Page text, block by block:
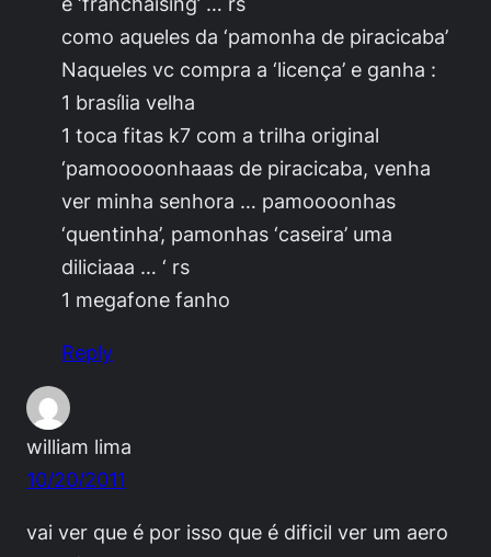
como aqueles da ‘pamonha de piracicaba’
Naqueles vc compra a ‘licença’ e ganha :
1 brasília velha
1 toca fitas k7 com a trilha original
‘pamooooonhaaas de piracicaba, venha
ver minha senhora … pamoooonhas
‘quentinha’, pamonhas ‘caseira’ uma
diliciaaa … ‘ rs
1 megafone fanho
Reply
william lima
10/20/2011
vai ver que é por isso que é dificil ver um aero